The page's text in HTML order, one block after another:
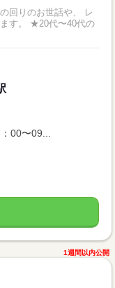
回りのお世話や、 レ
40代の
00〜09...
1週間以内公開